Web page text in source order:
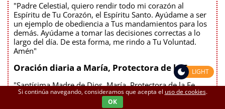
"Padre Celestial, quiero rendir todo mi corazón al
Espíritu de Tu Corazón, el Espíritu Santo. Ayúdame a ser
un ejemplo de obediencia a Tus mandamientos para los
demás. Ayúdame a tomar las decisiones correctas a lo
largo del día. De esta forma, me rindo a Tu Voluntad.
Amén"
Oración diaria a María, Protectora de la Fe
"Santísima Madre de Dios, María, Protectora de la Fe,
resguarda mi fe en el refugio de Tu Inmaculado Corazón.
En él, protege mi fe de cualquier merodeador.
Si continúa navegando, consideramos que acepta el uso de cookies.
OK
LIGHT